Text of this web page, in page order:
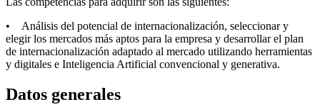
• Análisis del potencial de internacionalización, seleccionar y
elegir los mercados más aptos para la empresa y desarrollar el plan
de internacionalización adaptado al mercado utilizando herramientas
y digitales e Inteligencia Artificial convencional y generativa.
Datos generales